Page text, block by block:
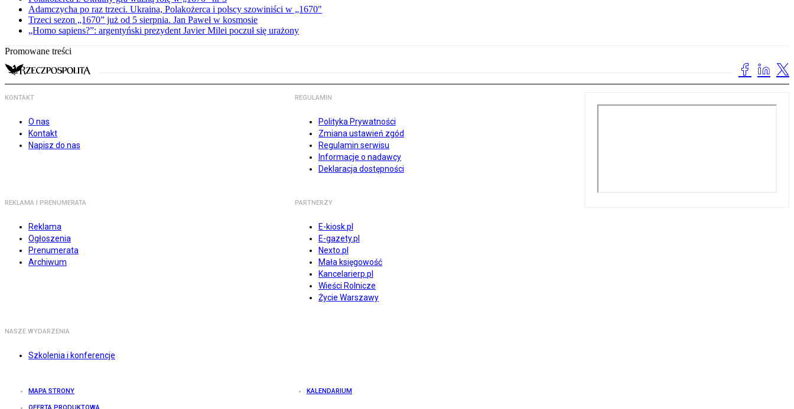
Adamczycha po raz trzeci. Ukraina, Polakożerca i polscy szowiniści w „1670"
Trzeci sezon „1670” już od 5 sierpnia. Jan Paweł w kosmosie
„Homo sapiens?”: argentyński prezydent Javier Milei poczuł się urażony
Promowane treści
KONTAKT
O nas
Kontakt
Napisz do nas
REGULAMIN
Polityka Prywatności
Zmiana ustawień zgód
Regulamin serwisu
Informacje o nadawcy
Deklaracja dostępności
REKLAMA I PRENUMERATA
Reklama
Ogłoszenia
Prenumerata
Archiwum
PARTNERZY
E-kiosk.pl
E-gazety.pl
Nexto.pl
Mała księgowość
Kancelarierp.pl
Wieści Rolnicze
Życie Warszawy
NASZE WYDARZENIA
Szkolenia i konferencje
MAPA STRONY KALENDARIUM